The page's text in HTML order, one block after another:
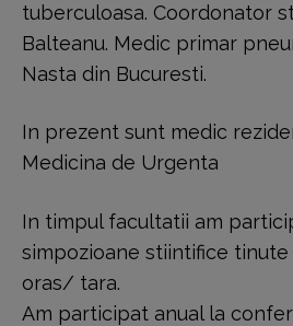
tuberculoasa. Coordonator
Balteanu. Medic primar
Nasta din Bucuresti.
In prezent sunt medic
Medicina de Urgenta
In timpul facultatii am
simpozioane stiintifice
oras/ tara.
Am participat anual la